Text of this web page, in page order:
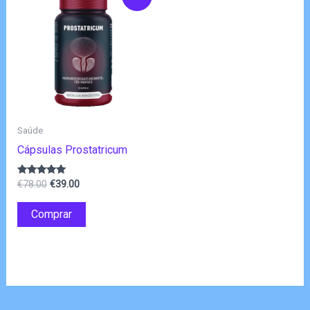
Saúde
Cápsulas Prostatricum
Avaliação
de 5
€78.00 O
era:
€39.00O
Comprar